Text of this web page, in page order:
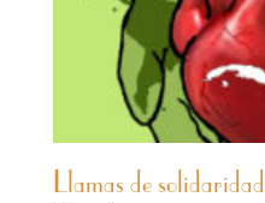
Llamas de solidaridad